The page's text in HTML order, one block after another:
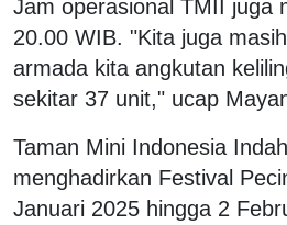
Jam operasional TMII juga
20.00 WIB. "Kita juga
armada kita angkutan
sekitar 37 unit," ucap
Taman Mini Indonesia
menghadirkan Festival
Januari 2025 hingga 2